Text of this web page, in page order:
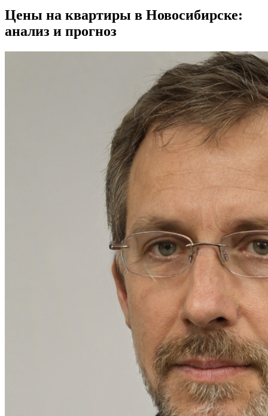
Цены на квартиры в Новосибирске:
анализ и прогноз